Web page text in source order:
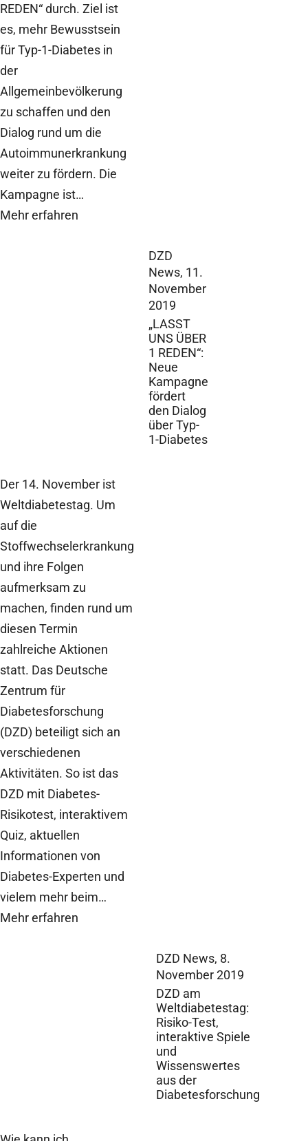
DZD
News, 11.
November
2019
„LASST
UNS ÜBER
1 REDEN“:
Neue
Kampagne
fördert
den Dialog
über Typ-
1-Diabetes
REDEN“ durch. Ziel ist
es, mehr Bewusstsein
für Typ-1-Diabetes in
der
Allgemeinbevölkerung
zu schaffen und den
Dialog rund um die
Autoimmunerkrankung
weiter zu fördern. Die
Kampagne ist…
Mehr erfahren
DZD News, 8.
November 2019
DZD am
Weltdiabetestag:
Risiko-Test,
interaktive Spiele
und
Wissenswertes
aus der
Diabetesforschung
Der 14. November ist
Weltdiabetestag. Um
auf die
Stoffwechselerkrankung
und ihre Folgen
aufmerksam zu
machen, finden rund um
diesen Termin
zahlreiche Aktionen
statt. Das Deutsche
Zentrum für
Diabetesforschung
(DZD) beteiligt sich an
verschiedenen
Aktivitäten. So ist das
DZD mit Diabetes-
Risikotest, interaktivem
Quiz, aktuellen
Informationen von
Diabetes-Experten und
vielem mehr beim…
Mehr erfahren